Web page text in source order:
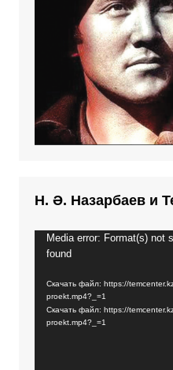
Н. Ә. Назарбаев и
Видеоплеер
Media error: Format(s) not
found
Скачать файл: https://
proekt.mp4?_=1
Скачать файл: https://
proekt.mp4?_=1